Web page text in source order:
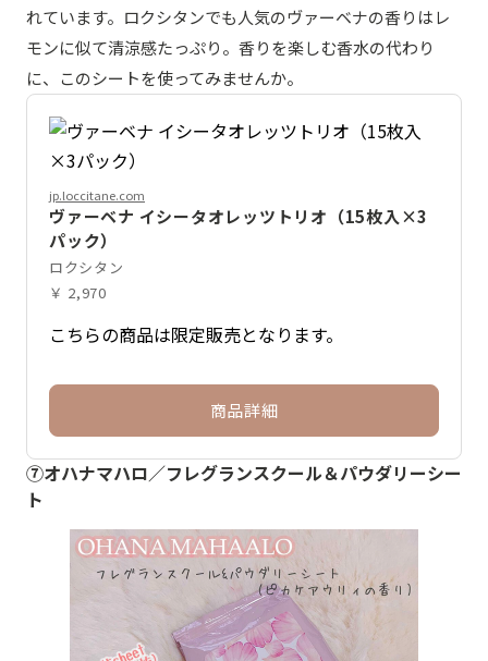
れています。ロクシタンでも人気のヴァーベナの香りはレ
モンに似て清涼感たっぷり。香りを楽しむ香水の代わり
に、このシートを使ってみませんか。
jp.loccitane.com
ヴァーベナ イシータオレッツトリオ（15枚入×3
パック）
ロクシタン
￥ 2,970
こちらの商品は限定販売となります。
商品詳細
⑦オハナマハロ／フレグランスクール＆パウダリーシー
ト